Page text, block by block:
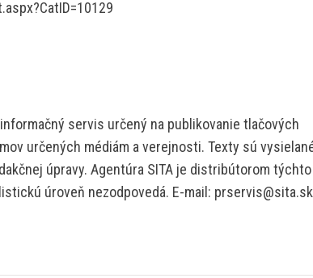
servis určený na publikovanie tlačových
určených médiám a verejnosti. Texty sú
úpravy. Agentúra SITA je distribútorom týchto
úroveň nezodpovedá. E-mail: prservis@sita.sk